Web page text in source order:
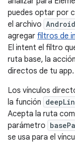
puedes optar por
el archivo
agregar filtros de
El intent el filtro
ruta base, la
directos de tu app.
Los vínculos
la función
Acepta la ruta
parámetro
se usa para el